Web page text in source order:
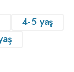
4-5 yaş